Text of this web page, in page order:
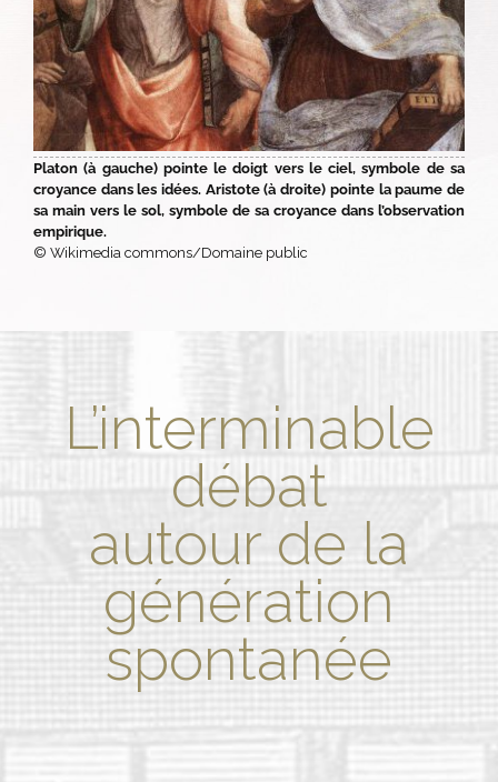
Platon (à gauche) pointe le doigt vers le ciel, symbole de sa
croyance dans les idées. Aristote (à droite) pointe la paume de
sa main vers le sol, symbole de sa croyance dans l’observation
empirique.
© Wikimedia commons/Domaine public
L’interminable
débat
autour de la
génération
spontanée